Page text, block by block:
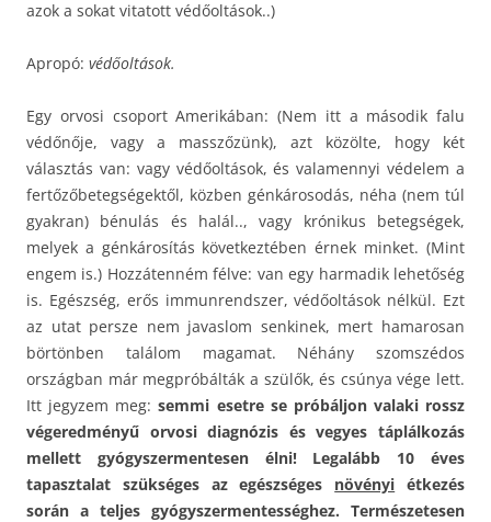
azok a sokat vitatott védőoltások..)
Apropó: védőoltások.
Egy orvosi csoport Amerikában: (Nem itt a második falu
védőnője, vagy a masszőzünk), azt közölte, hogy két
választás van: vagy védőoltások, és valamennyi védelem a
fertőzőbetegségektől, közben génkárosodás, néha (nem túl
gyakran) bénulás és halál.., vagy krónikus betegségek,
melyek a génkárosítás következtében érnek minket. (Mint
engem is.) Hozzátenném félve: van egy harmadik lehetőség
is. Egészség, erős immunrendszer, védőoltások nélkül. Ezt
az utat persze nem javaslom senkinek, mert hamarosan
börtönben találom magamat. Néhány szomszédos
országban már megpróbálták a szülők, és csúnya vége lett.
Itt jegyzem meg: semmi esetre se próbáljon valaki rossz
végeredményű orvosi diagnózis és vegyes táplálkozás
mellett gyógyszermentesen élni! Legalább 10 éves
tapasztalat szükséges az egészséges növényi étkezés
során a teljes gyógyszermentességhez. Természetesen